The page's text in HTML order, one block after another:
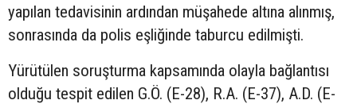
yapılan tedavisinin ardından müşahede altına alınmış,
sonrasında da polis eşliğinde taburcu edilmişti.
Yürütülen soruşturma kapsamında olayla bağlantısı
olduğu tespit edilen G.Ö. (E-28), R.A. (E-37), A.D. (E-